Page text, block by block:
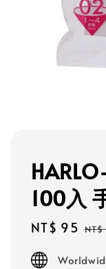
100入
Sale
NT$ 95